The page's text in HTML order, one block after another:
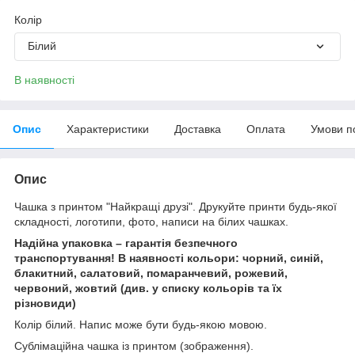
Колір
Білий
В наявності
Опис Характеристики Доставка Оплата Умови
Опис
Чашка з принтом "Найкращі друзі". Друкуйте принти будь-якої
складності, логотипи, фото, написи на білих чашках.
Надійна упаковка – гарантія безпечного
транспортування! В наявності кольори: чорний, синій,
блакитний, салатовий, помаранчевий, рожевий,
червоний, жовтий (див. у списку кольорів та їх
різновиди)
Колір білий. Напис може бути будь-якою мовою.
Сублімаційна чашка із принтом (зображення).